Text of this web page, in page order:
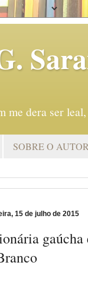
me dera ser
SOBRE O
15 de julho de 2015